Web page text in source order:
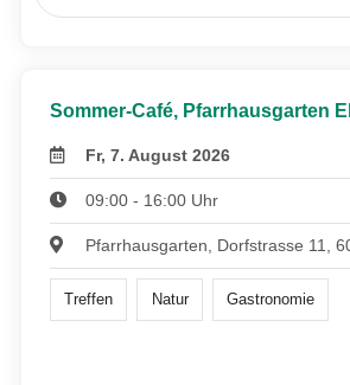
Sommer-Café, Pfarrhausgarten
Fr, 7. August 2026
09:00 - 16:00 Uhr
Pfarrhausgarten, Dorfstrasse 11,
Treffen Natur Gastronomie